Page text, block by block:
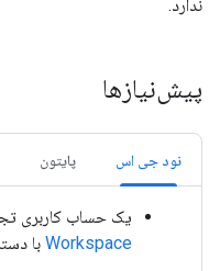
ندارد.
پیش‌نیازها
نود جی اس پایتون
یک حساب کاربری
Workspace با